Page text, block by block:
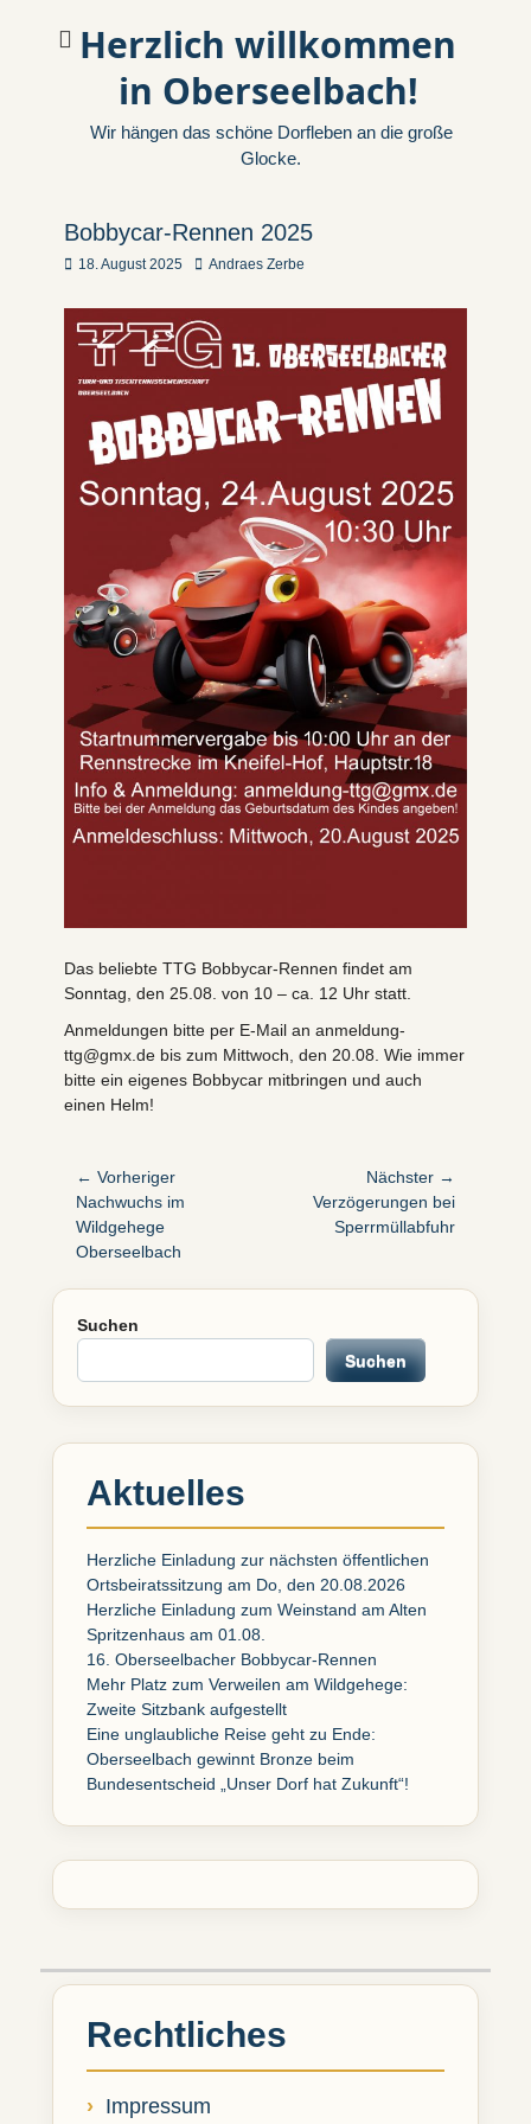
Herzlich willkommen
in Oberseelbach!
Wir hängen das schöne Dorfleben an die große
Glocke.
Bobbycar-Rennen 2025
Veröffentlicht
18. August 2025 Autor
Andraes Zerbe
Das beliebte TTG Bobbycar-Rennen findet am
Sonntag, den 25.08. von 10 – ca. 12 Uhr statt.
Anmeldungen bitte per E-Mail an anmeldung-
ttg@gmx.de bis zum Mittwoch, den 20.08. Wie immer
bitte ein eigenes Bobbycar mitbringen und auch
einen Helm!
Beitragsnavigation
← Vorheriger
Vorheriger
Beitrag:
Nachwuchs im
Wildgehege
Oberseelbach
Nächster →
NächsterVerzögerungen bei
Sperrmüllabfuhr
Suchen
Suchen
Aktuelles
Herzliche Einladung zur nächsten öffentlichen
Ortsbeiratssitzung am Do, den 20.08.2026
Herzliche Einladung zum Weinstand am Alten
Spritzenhaus am 01.08.
16. Oberseelbacher Bobbycar-Rennen
Mehr Platz zum Verweilen am Wildgehege:
Zweite Sitzbank aufgestellt
Eine unglaubliche Reise geht zu Ende:
Oberseelbach gewinnt Bronze beim
Bundesentscheid „Unser Dorf hat Zukunft“!
Rechtliches
Impressum